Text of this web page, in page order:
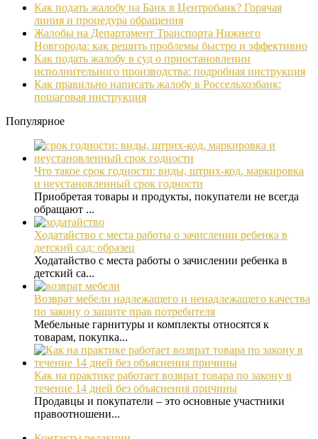
Как подать жалобу на Банк в Центробанк? Горячая
линия и процедура обращения
Жалобы на Департамент Транспорта Нижнего
Новгорода: как решить проблемы быстро и эффективно
Как подать жалобу в суд о приостановлении
исполнительного производства: подробная инструкция
Как правильно написать жалобу в Россельхозбанк:
пошаговая инструкция
Популярное
Что такое срок годности: виды, штрих-код, маркировка
и неустановленный срок годности
Приобретая товары и продукты, покупатели не всегда
обращают ...
Ходатайство с места работы о зачислении ребенка в
детский сад: образец
Ходатайство с места работы о зачислении ребенка в
детский са...
Возврат мебели надлежащего и ненадлежащего качества
по закону о защите прав потребителя
Мебельные гарнитуры и комплекты относятся к
товарам, покупка...
Как на практике работает возврат товара по закону в
течение 14 дней без объяснения причины
Продавцы и покупатели – это основные участники
правоотношени...